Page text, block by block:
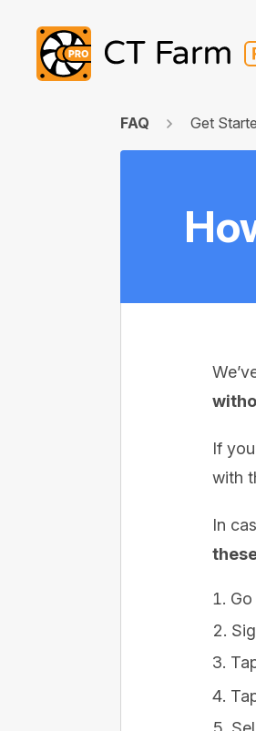
FAQ Get
If
with
In